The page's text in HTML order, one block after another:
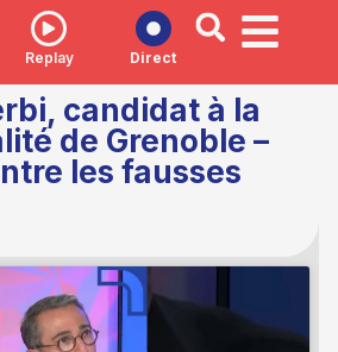
Replay Direct
candidat à la
de Grenoble –
les fausses